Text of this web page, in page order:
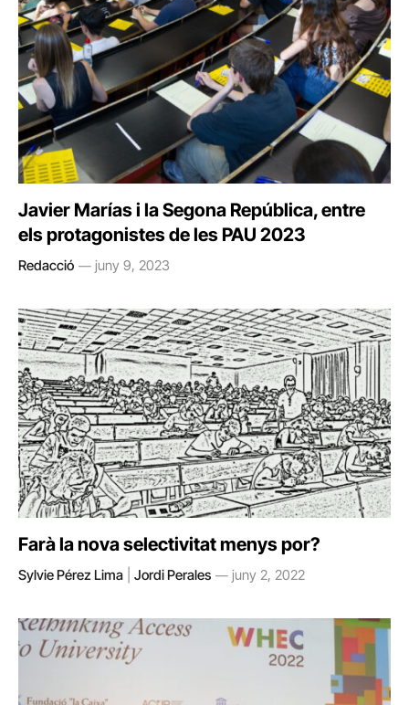
Javier Marías i la Segona República, entre
els protagonistes de les PAU 2023
Redacció juny 9, 2023
Farà la nova selectivitat menys por?
Sylvie Pérez Lima Jordi Perales juny 2, 2022